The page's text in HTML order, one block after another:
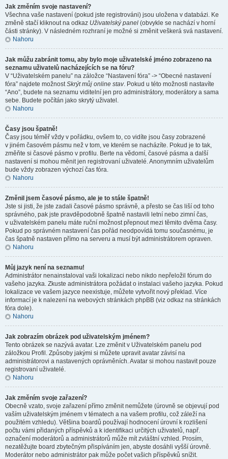
Jak změním svoje nastavení?
Všechna vaše nastavení (pokud jste registrováni) jsou uložena v databázi. Ke
změně stačí kliknout na odkaz Uživatelský panel (obvykle se nachází v horní
části stránky). V následném rozhraní je možné si změnit veškerá svá nastavení.
Nahoru
Jak můžu zabránit tomu, aby bylo moje uživatelské jméno zobrazeno na
seznamu uživatelů nacházejících se na fóru?
V “Uživatelském panelu” na záložce “Nastavení fóra” -> “Obecné nastavení
fóra” najdete možnostSkrýt můj online stav. Pokud u této možnosti nastavíte
“Ano”, budete na seznamu viditelní jen pro administrátory, moderátory a sama
sebe. Budete počítán jako skrytý uživatel.
Nahoru
Časy jsou špatně!
Časy jsou téměř vždy v pořádku, ovšem to, co vidíte jsou časy zobrazené
v jiném časovém pásmu než v tom, ve kterém se nacházíte. Pokud je to tak,
změňte si časové pásmo v profilu. Berte na vědomí, časové pásma a další
nastavení si mohou měnit jen registrovaní uživatelé. Anonymním uživatelům
bude vždy zobrazen výchozí čas fóra.
Nahoru
Změnil jsem časové pásmo, ale je to stále špatně!
Jste si jisti, že jste zadali časové pásmo správně, a přesto se čas liší od toho
správného, pak jste pravděpodobně špatně nastavili letní nebo zimní čas,
v uživatelském panelu máte ruční možnost přepnout mezi těmito dvěma časy.
Pokud po správném nastavení čas pořád neodpovídá tomu současnému, je
čas špatně nastaven přímo na serveru a musí být administrátorem opraven.
Nahoru
Můj jazyk není na seznamu!
Administrátor nenainstaloval vaši lokalizaci nebo nikdo nepřeložil fórum do
vašeho jazyka. Zkuste administrátora požádat o instalaci vašeho jazyka. Pokud
lokalizace ve vašem jazyce neexistuje, můžete vytvořit nový překlad. Více
informací je k nalezení na webových stránkách phpBB (viz odkaz na stránkách
fóra dole).
Nahoru
Jak zobrazím obrázek pod uživatelským jménem?
Tento obrázek se nazývá avatar. Lze změnit v Uživatelském panelu pod
záložkou Profil. Způsoby jakými si můžete upravit avatar závisí na
administrátorovi a nastavených oprávněních. Avatar si mohou nastavit pouze
registrovaní uživatelé.
Nahoru
Jak změním svoje zařazení?
Obecně vzato, svoje zařazení přímo změnit nemůžete (úrovně se objevují pod
vaším uživatelským jménem v tématech a na vašem profilu, což záleží na
použitém vzhledu). Většina boardů používají hodnocení úrovní k rozlišení
počtu vámi přidaných příspěvků a k identifikaci určitých uživatelů, např.
označení moderátorů a administrátorů může mít zvláštní vzhled. Prosím,
nezatěžujte board zbytečným přispíváním jen, abyste dosáhli vyšší úrovně.
Moderátor nebo administrátor pak může počet vašich příspěvků snížit.